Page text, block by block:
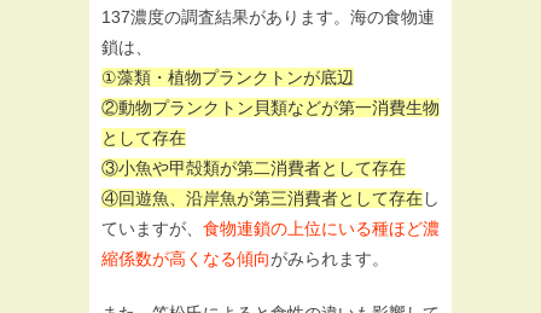
137濃度の調査結果があります。海の食物連
鎖は、
①藻類・植物プランクトンが底辺
②動物プランクトン貝類などが第一消費生物
として存在
③小魚や甲殻類が第二消費者として存在
④回遊魚、沿岸魚が第三消費者として存在し
ていますが、 食物連鎖の上位にいる種ほど濃
縮係数が高くなる傾向がみられます。